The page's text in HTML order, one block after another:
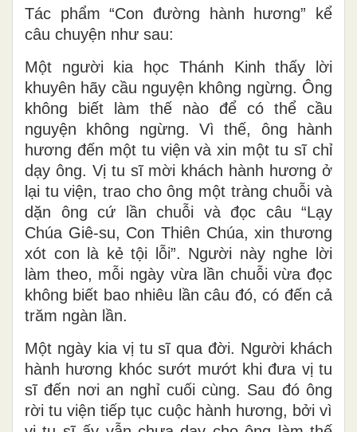
Tác phẩm “Con đường hành hương” kể
câu chuyện như sau:
Một người kia học Thánh Kinh thấy lời
khuyên hãy cầu nguyện không ngừng. Ông
không biết làm thế nào để có thể cầu
nguyện không ngừng. Vì thế, ông hành
hương đến một tu viện và xin một tu sĩ chỉ
dạy ông. Vị tu sĩ mời khách hành hương ở
lại tu viện, trao cho ông một tràng chuỗi và
dặn ông cứ lần chuỗi và đọc câu “Lạy
Chúa Giê-su, Con Thiên Chúa, xin thương
xót con là kẻ tội lỗi”. Người này nghe lời
làm theo, mỗi ngày vừa lần chuỗi vừa đọc
không biết bao nhiêu lần câu đó, có đến cả
trăm ngàn lần.
Một ngày kia vị tu sĩ qua đời. Người khách
hành hương khóc sướt mướt khi đưa vị tu
sĩ đến nơi an nghỉ cuối cùng. Sau đó ông
rời tu viện tiếp tục cuộc hành hương, bởi vì